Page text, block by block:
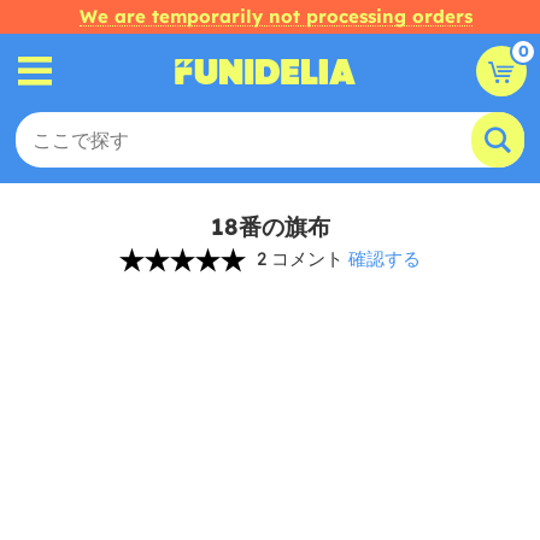
We are temporarily not processing orders
0
18番の旗布
2 コメント 確認する